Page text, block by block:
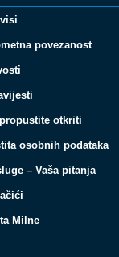
povezanost
propustite otkriti
osobnih podataka
– Vaša pitanja
Milne